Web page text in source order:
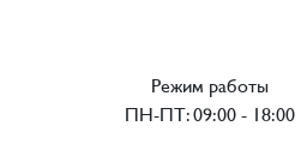
Режим работы
ПН-ПТ: 09:00 - 18:00